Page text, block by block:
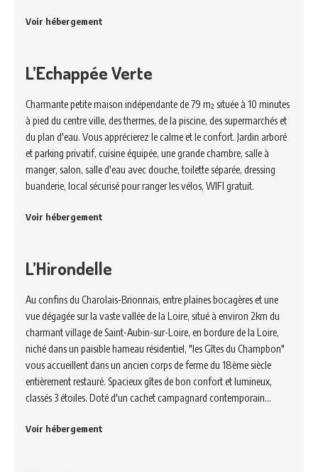
Voir hébergement
L’Echappée Verte
Charmante petite maison indépendante de 79 m² située à 10 minutes
à pied du centre ville, des thermes, de la piscine, des supermarchés et
du plan d'eau. Vous apprécierez le calme et le confort. Jardin arboré
et parking privatif, cuisine équipée, une grande chambre, salle à
manger, salon, salle d'eau avec douche, toilette séparée, dressing
buanderie, local sécurisé pour ranger les vélos, WIFI gratuit.
Voir hébergement
L’Hirondelle
Au confins du Charolais-Brionnais, entre plaines bocagères et une
vue dégagée sur la vaste vallée de la Loire, situé à environ 2km du
charmant village de Saint-Aubin-sur-Loire, en bordure de la Loire,
niché dans un paisible hameau résidentiel, "les Gîtes du Champbon"
vous accueillent dans un ancien corps de ferme du 18ème siècle
entièrement restauré. Spacieux gîtes de bon confort et lumineux,
classés 3 étoiles. Doté d'un cachet campagnard contemporain…
Voir hébergement